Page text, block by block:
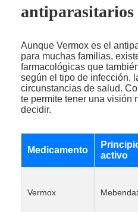
antiparasitarios
Aunque Vermox es el
para muchas familias,
farmacológicas que
según el tipo de infección,
circunstancias de salud.
te permite tener una visión
decidir.
Medicamento
activo
Vermox